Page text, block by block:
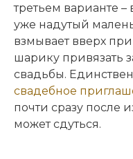
третьем варианте
уже надутый
взмывает вверх
шарику привязать
свадьбы.
свадебное
почти сразу после
может сдуться.